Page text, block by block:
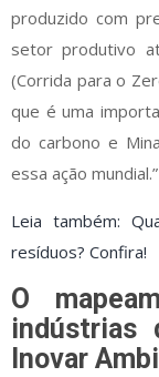
produzido com
setor produtivo
(Corrida para o
que é uma
do carbono e
essa ação mundial.”
Leia também:
resíduos? Confira!
O
indústrias
Inovar